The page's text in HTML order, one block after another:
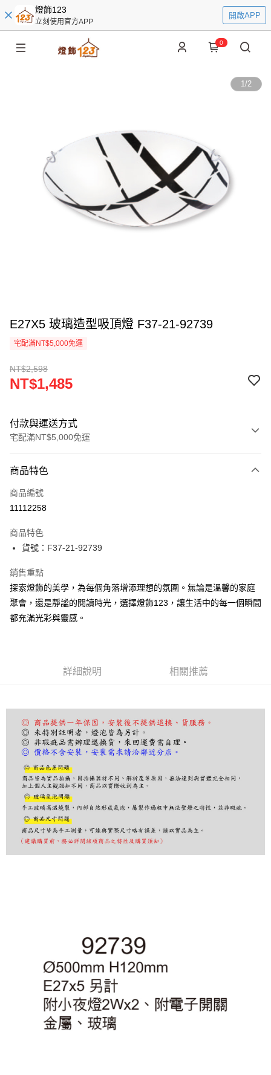
燈飾123
立刻使用官方APP
開啟APP
0
1/2
E27X5 玻璃造型吸頂燈 F37-21-92739
宅配滿NT$5,000免運
NT$2,598
NT$1,485
付款與運送方式
宅配滿NT$5,000免運
信用卡一次付款
LINE Pay
街口支付
悠遊付
Google Pay
全盈+PAY
AFTEE先享後付是「在收到商品之後才付款」的支付方式。 讓您購物簡單
３．安心：先確認商品／服務後，再付款。
【「AFTEE先享後付」結帳流程】
１．於結帳方式選擇「AFTEE先享後付」後，將跳轉至「AFTEE先享後付」
２．訂單成立數日內，您將收到繳費通知簡訊。
３．收到繳費通知簡訊後14天內，點擊此簡訊中的連結，可透過四大超商／
ATM／網路銀行／等多元方式進行付款，方視為交易完成。
※ 請注意：結帳手續完成當下不需立刻繳費，但若您需要取消訂單，請聯絡
購買商品的店家。未經商家同意取消之訂單仍視為有效，需透過AFTEE先享
後付繳納相關費用。
※ 交易是否成功請以「AFTEE先享後付 」之結帳頁面顯示為準，若有關於
https://aftee.tw/terms/#terms3
３．未成年的使用者請事先徵得法定代理人或監護人之同意方可使用
「AFTEE先享後付」，若未經同意申辦者引起之損失，本公司不負相關責
４．使用「AFTEE先享後付」時，將依據個別帳號之用戶狀況，依本公司即
時審查核予不同之上限額度；若仍有額度不足之情形，本公司將視審查結果
請求用戶進行身份認證。
５．嚴禁一人註冊多個帳號或使用他人資訊註冊。若發現惡意使用之情形，
恩沛科技股份有限公司將有權停止該用戶之使用額度並採取法律行動。
宅配
每筆NT$180，滿NT$5,000(含以上)免運費
商品特色
商品編號
11112258
商品特色
貨號：F37-21-92739
銷售重點
探索燈飾的美學，為每個角落增添理想的氛圍。無論是溫馨的家庭
聚會，還是靜謐的閱讀時光，選擇燈飾123，讓生活中的每一個瞬間
都充滿光彩與靈感。
詳細說明 相關推薦